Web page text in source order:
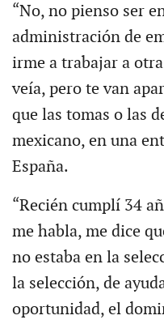
“No, no pienso ser
administración de
irme a trabajar a
veía, pero te van
que las tomas o las
mexicano, en una
España.
“Recién cumplí 34
me habla, me dice
no estaba en la
la selección, de
oportunidad, el